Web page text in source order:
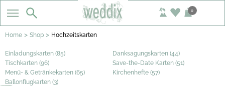
0
Home > Shop > Hochzeitskarten
Einladungskarten (85)
Danksagungskarten (44)
Tischkarten (96)
Save-the-Date Karten (51)
Menü- & Getränkekarten (65)
Kirchenhefte (57)
Ballonflugkarten (3)